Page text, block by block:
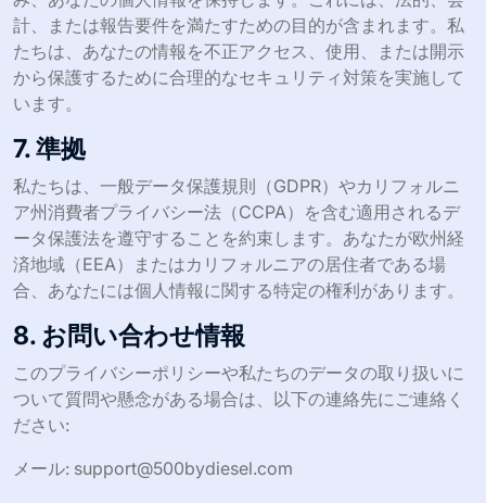
計、または報告要件を満たすための目的が含まれます。私
たちは、あなたの情報を不正アクセス、使用、または開示
から保護するために合理的なセキュリティ対策を実施して
います。
7. 準拠
私たちは、一般データ保護規則（GDPR）やカリフォルニ
ア州消費者プライバシー法（CCPA）を含む適用されるデ
ータ保護法を遵守することを約束します。あなたが欧州経
済地域（EEA）またはカリフォルニアの居住者である場
合、あなたには個人情報に関する特定の権利があります。
8. お問い合わせ情報
このプライバシーポリシーや私たちのデータの取り扱いに
ついて質問や懸念がある場合は、以下の連絡先にご連絡く
ださい:
メール: support@500bydiesel.com